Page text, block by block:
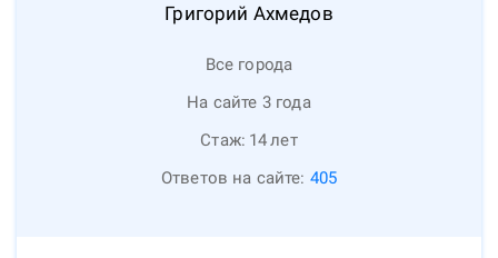
Григорий Ахмедов
Все города
На сайте 3 года
Стаж: 14лет
Ответов на сайте: 405